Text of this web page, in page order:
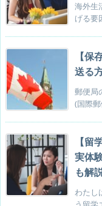
海外生
げる要
【
送る
郵便局
(国際
【
実体
も解
わたし